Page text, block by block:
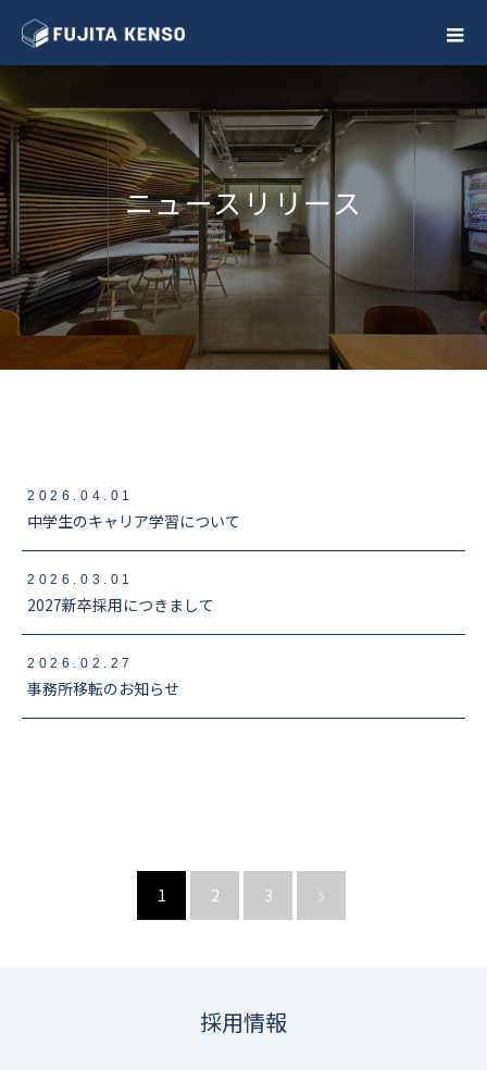
ニュースリリース
2026.04.01
中学生のキャリア学習について
2026.03.01
2027新卒採用につきまして
2026.02.27
事務所移転のお知らせ
1 2 3
採用情報